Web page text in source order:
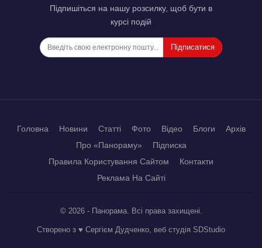
Підпишіться на нашу розсилку, щоб бути в
курсі подій
Підписатися
Головна Новини Статті Фото Відео Блоги
Архів
Про «Панораму»
Підписка
Правила Користування Сайтом
Контакти
Реклама На Сайті
© 2026 - Панорама. Всі права захищені.
Створено з ♥ Сергієм Дудченко, веб студія SDStudio